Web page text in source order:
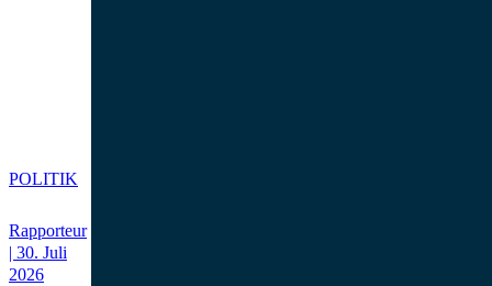
Rapporteur
| 30. Juli
2026
POLITIK